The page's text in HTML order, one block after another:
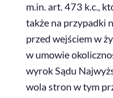
m.in. art. 473 k.c.,
także na przypadki
przed wejściem w
w umowie
wyrok Sądu
wola stron w tym